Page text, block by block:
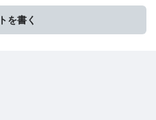
を書く